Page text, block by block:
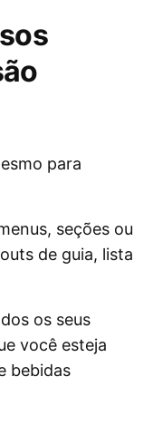
para
seções ou
de guia, lista
os seus
você esteja
bebidas